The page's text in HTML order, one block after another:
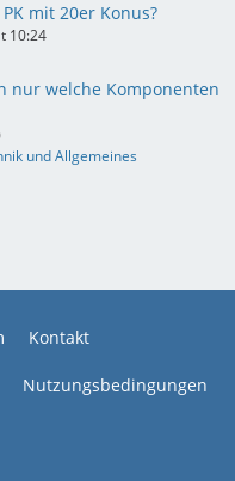
mit 20er Konus?
10:24
nur welche Komponenten
und Allgemeines
Kontakt
Nutzungsbedingungen